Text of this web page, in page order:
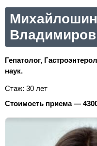
Гепатолог,
наук.
Стаж: 30 лет
Стоимость приема —